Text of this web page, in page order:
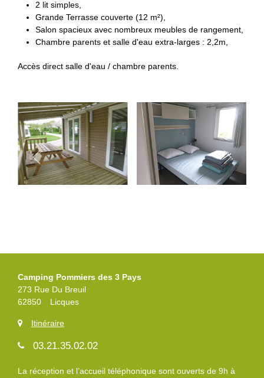
2 lit simples,
Grande Terrasse couverte (12 m²),
Salon spacieux avec nombreux meubles de rangement,
Chambre parents et salle d'eau extra-larges : 2,2m,
Accès direct salle d'eau / chambre parents.
Camping Pommiers des 3 Pays
273 Rue Du Breuil
62850
Licques
Itinéraire
03.21.35.02.02
La réception et l’accueil téléphonique sont ouverts de 9h à